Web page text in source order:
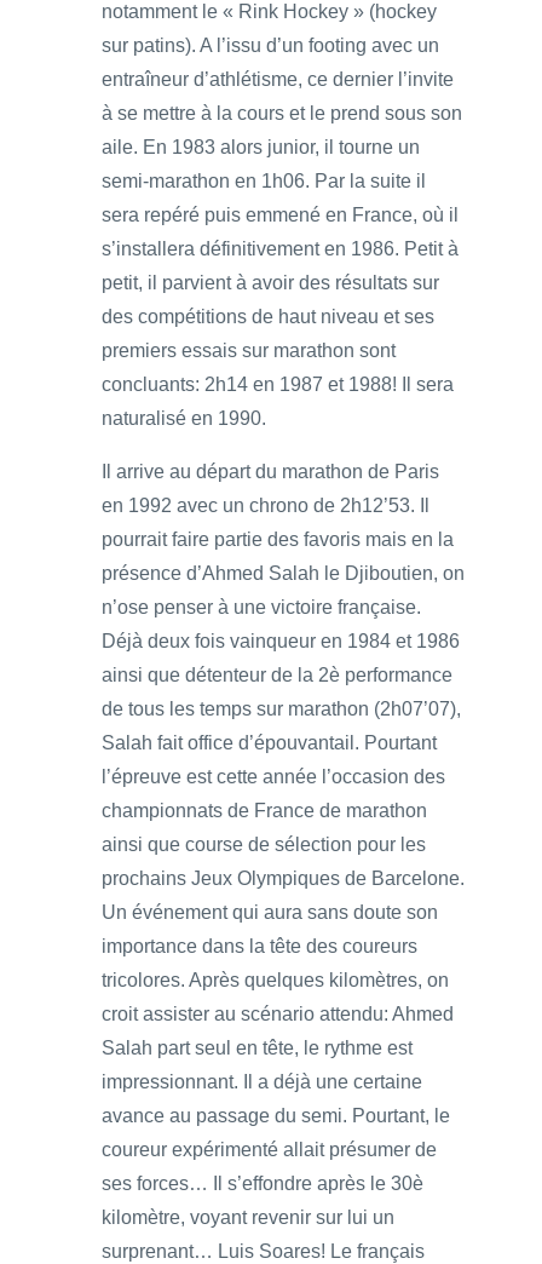
notamment le « Rink Hockey » (hockey
sur patins). A l’issu d’un footing avec un
entraîneur d’athlétisme, ce dernier l’invite
à se mettre à la cours et le prend sous son
aile. En 1983 alors junior, il tourne un
semi-marathon en 1h06. Par la suite il
sera repéré puis emmené en France, où il
s’installera définitivement en 1986. Petit à
petit, il parvient à avoir des résultats sur
des compétitions de haut niveau et ses
premiers essais sur marathon sont
concluants: 2h14 en 1987 et 1988! Il sera
naturalisé en 1990.
Il arrive au départ du marathon de Paris
en 1992 avec un chrono de 2h12’53. Il
pourrait faire partie des favoris mais en la
présence d’Ahmed Salah le Djiboutien, on
n’ose penser à une victoire française.
Déjà deux fois vainqueur en 1984 et 1986
ainsi que détenteur de la 2è performance
de tous les temps sur marathon (2h07’07),
Salah fait office d’épouvantail. Pourtant
l’épreuve est cette année l’occasion des
championnats de France de marathon
ainsi que course de sélection pour les
prochains Jeux Olympiques de Barcelone.
Un événement qui aura sans doute son
importance dans la tête des coureurs
tricolores. Après quelques kilomètres, on
croit assister au scénario attendu: Ahmed
Salah part seul en tête, le rythme est
impressionnant. Il a déjà une certaine
avance au passage du semi. Pourtant, le
coureur expérimenté allait présumer de
ses forces… Il s’effondre après le 30è
kilomètre, voyant revenir sur lui un
surprenant… Luis Soares! Le français